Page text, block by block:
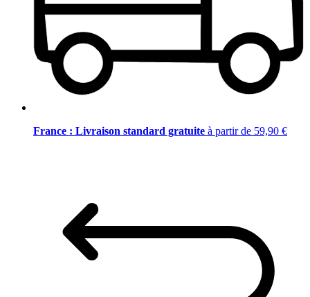
France : Livraison standard gratuite à partir de 59,90 €